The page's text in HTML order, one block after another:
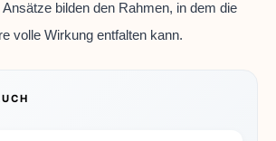
bilden den Rahmen, in dem die
volle Wirkung entfalten kann.